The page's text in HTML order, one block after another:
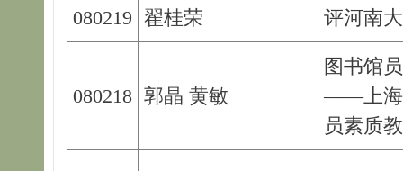
080219 翟桂荣 评河南
080218 郭晶 黄敏
图书馆
——上海
员素质